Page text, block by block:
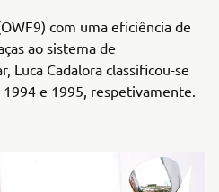
com uma eficiência de
ao sistema de
Luca Cadalora classificou-se
e 1995, respetivamente.